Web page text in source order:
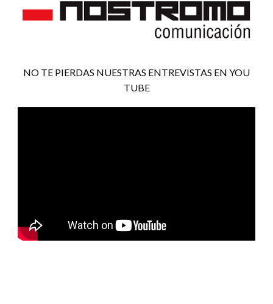
NO TE PIERDAS NUESTRAS ENTREVISTAS EN YOU
TUBE